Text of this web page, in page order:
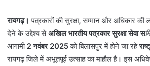
रायगढ़। पत्रकारों की सुरक्षा, सम्मान और अधिकार की
देने के उद्देश्य सेअखिल भारतीय पत्रकार सुरक्षा सेवा स
आगामी 2 नवंबर 2025को बिलासपुर में होने जा रहे
रायगढ़ जिले में अभूतपूर्व उत्साह का माहौल है। इस